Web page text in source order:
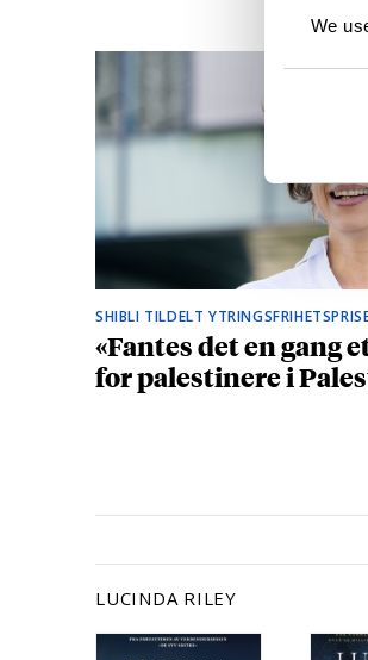
We
SHIBLI TILDELT
«Fantes det en gang
for palestinere i
LUCINDA RILEY